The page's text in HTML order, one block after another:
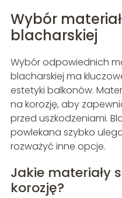
Wybór
blacharskiej
Wybór odpowiednich
blacharskiej ma
estetyki balkonów.
na korozję, aby
przed uszkodzeniami.
powlekana szybko
rozważyć inne opcje.
Jakie materiały
korozję?